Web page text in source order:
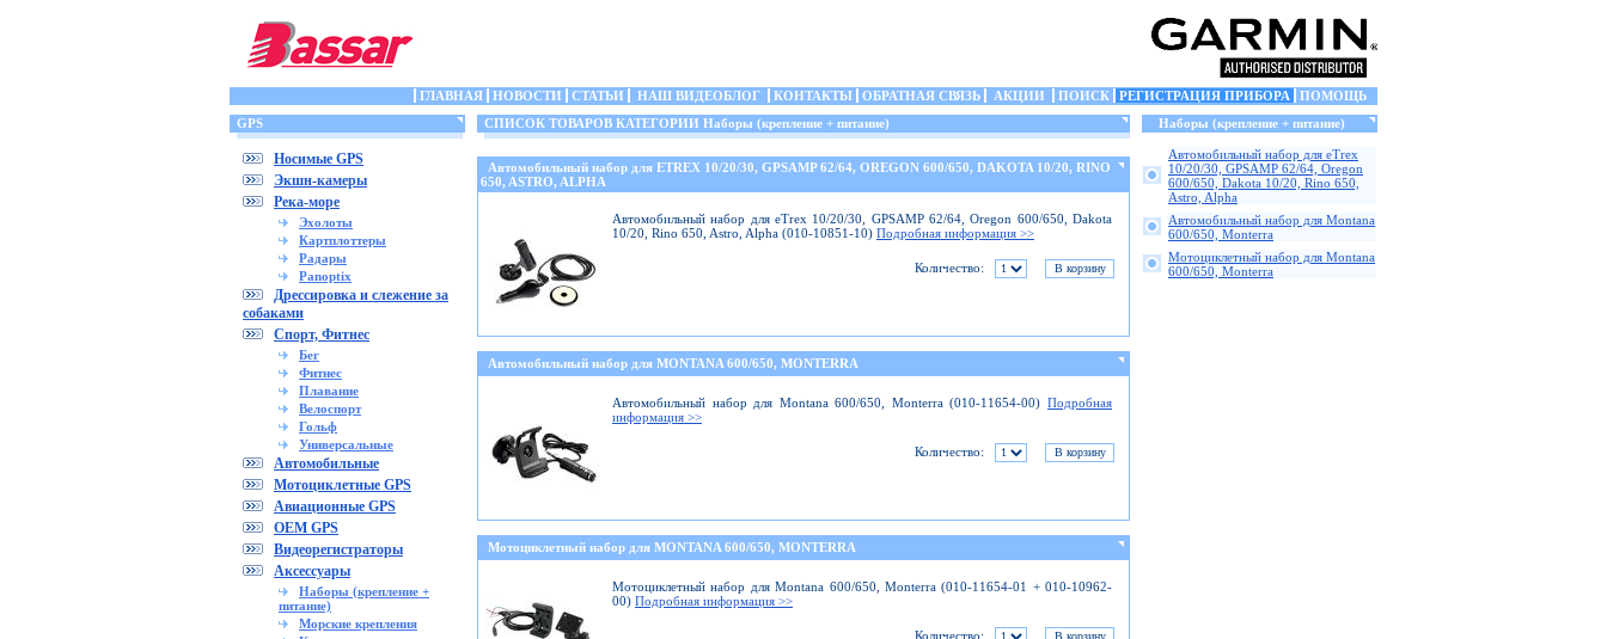
ГЛАВНАЯ НОВОСТИ СТАТЬИ НАШ ВИДЕОБЛОГ КОНТАКТЫ ОБРАТНАЯ СВЯЗЬ АКЦИИ ПОИСК РЕГИСТРАЦИЯ ПРИБОРА
ПОМОЩЬ
GPS
Носимые GPS
Экшн-камеры
Река-море
Эхолоты
Картплоттеры
Радары
Panoptix
Дрессировка и слежение за
собаками
Спорт, Фитнес
Бег
Фитнес
Плавание
Велоспорт
Гольф
Универсальные
Автомобильные
Мотоциклетные GPS
Авиационные GPS
OEM GPS
Видеорегистраторы
Аксессуары
Наборы (крепление +
питание)
Морские крепления
СПИСОК ТОВАРОВ КАТЕГОРИИ Наборы (крепление + питание)
Автомобильный набор для ETREX 10/20/30, GPSAMP 62/64, OREGON 600/650, DAKOTA 10/20, RINO
650, ASTRO, ALPHA
Автомобильный набор для eTrex 10/20/30, GPSAMP 62/64, Oregon 600/650, Dakota
10/20, Rino 650, Astro, Alpha (010-10851-10) Подробная информация >>
Количество:
Автомобильный набор для MONTANA 600/650, MONTERRA
Автомобильный набор для Montana 600/650, Monterra (010-11654-00) Подробная
информация >>
Количество:
Мотоциклетный набор для MONTANA 600/650, MONTERRA
Мотоциклетный набор для Montana 600/650, Monterra (010-11654-01 + 010-10962-
00) Подробная информация >>
Количество:
Наборы (крепление + питание)
Автомобильный набор для eTrex
10/20/30, GPSAMP 62/64, Oregon
600/650, Dakota 10/20, Rino 650,
Astro, Alpha
Автомобильный набор для Montana
600/650, Monterra
Мотоциклетный набор для Montana
600/650, Monterra